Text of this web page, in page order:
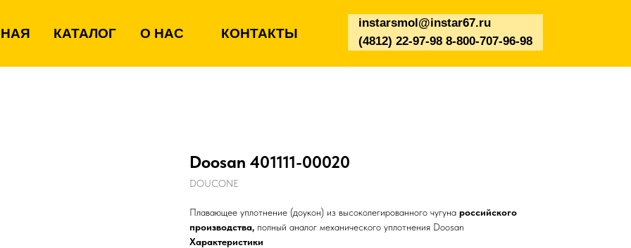
КАТАЛОГ О НАС КОНТАКТЫ
(4812) 22-97-98 8-800-707-96-98
instarsmol@instar67.ru
Doosan 401111-00020
DOUCONE
Плавающее уплотнение (доукон) из высоколегированного чугуна российского
производства, полный аналог механического уплотнения Doosan
Характеристики